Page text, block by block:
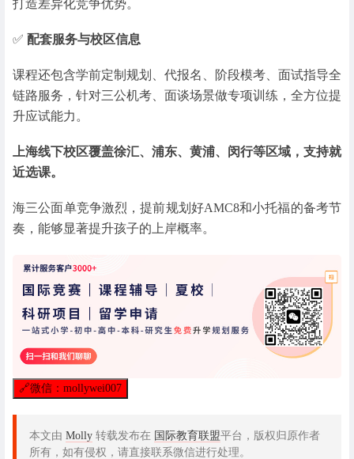
打造差异化竞争优势。
✅ 配套服务与校区信息
课程还包含学前定制规划、代报名、阶段模考、面试指导全
链路服务，针对三公机考、面谈场景做专项训练，全方位提
升应试能力。
上海线下校区覆盖徐汇、浦东、黄浦、闵行等区域，支持就
近选课。
海三公面单竞争激烈，提前规划好AMC8和小托福的备考节
奏，能够显著提升孩子的上岸概率。
🔗微信：mollywei007
本文由 Molly 转载发布在 国际教育联盟平台，版权归原作者
所有，如有侵权，请直接联系微信进行处理。